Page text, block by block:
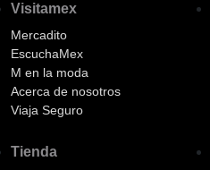
Visitamex
Mercadito
EscuchaMex
M en la moda
Acerca de nosotros
Viaja Seguro
Tienda